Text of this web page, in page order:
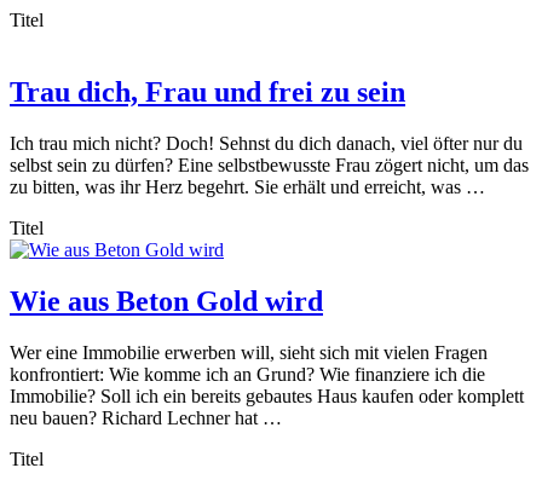
Titel
Trau dich, Frau und frei zu sein
Ich trau mich nicht? Doch! Sehnst du dich danach, viel öfter nur du
selbst sein zu dürfen? Eine selbstbewusste Frau zögert nicht, um das
zu bitten, was ihr Herz begehrt. Sie erhält und erreicht, was …
Titel
Wie aus Beton Gold wird
Wer eine Immobilie erwerben will, sieht sich mit vielen Fragen
konfrontiert: Wie komme ich an Grund? Wie finanziere ich die
Immobilie? Soll ich ein bereits gebautes Haus kaufen oder komplett
neu bauen? Richard Lechner hat …
Titel